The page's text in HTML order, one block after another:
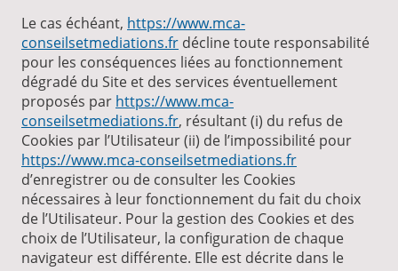
Le cas échéant, https://www.mca-
conseilsetmediations.fr décline toute responsabilité
pour les conséquences liées au fonctionnement
dégradé du Site et des services éventuellement
proposés par https://www.mca-
conseilsetmediations.fr, résultant (i) du refus de
Cookies par l’Utilisateur (ii) de l’impossibilité pour
https://www.mca-conseilsetmediations.fr
d’enregistrer ou de consulter les Cookies
nécessaires à leur fonctionnement du fait du choix
de l’Utilisateur. Pour la gestion des Cookies et des
choix de l’Utilisateur, la configuration de chaque
navigateur est différente. Elle est décrite dans le